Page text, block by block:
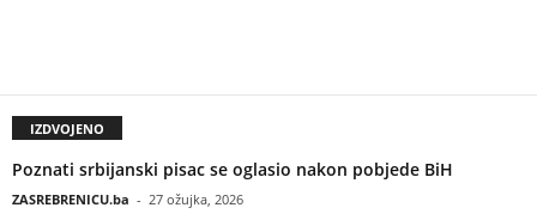
IZDVOJENO
Poznati srbijanski pisac se oglasio nakon pobjede BiH
ZASREBRENICU.ba - 27 ožujka, 2026